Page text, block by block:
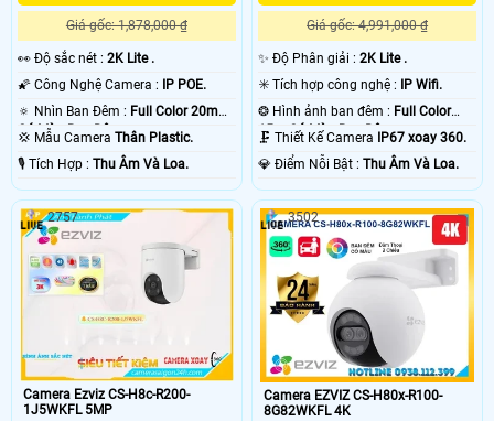
Giá gốc: 1,878,000 ₫
️👀 Độ sắc nét : 2K Lite .
🌠 Công Nghệ Camera :
IP POE.
🔅 Nhìn Ban Đêm : Full Color 20m
Có Màu Ban Ðêm.
💢 Mẫu Camera Thân Plastic.
️🎙 Tích Hợp : Thu Âm Và Loa.
Giá gốc: 4,991,000 ₫
✨ Độ Phân giải :2K Lite .
✳️ Tích hợp công nghệ :
IP Wifi.
❂ Hình ảnh ban đêm : Full Color
15m Có Màu Ban Ðêm.
🗜️ Thiết Kế Camera
IP67 xoay 360.
️💎 Điểm Nỗi Bật :Thu Âm Và Loa.
Camera Ezviz CS-H8c-R200-
1J5WKFL 5MP
2757
Camera EZVIZ CS-H80x-R100-
8G82WKFL 4K
3502